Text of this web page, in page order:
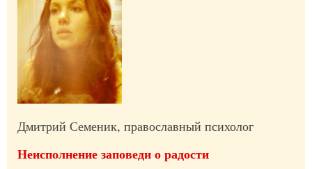
Дмитрий Семеник, православный психолог
Неисполнение заповеди о радости